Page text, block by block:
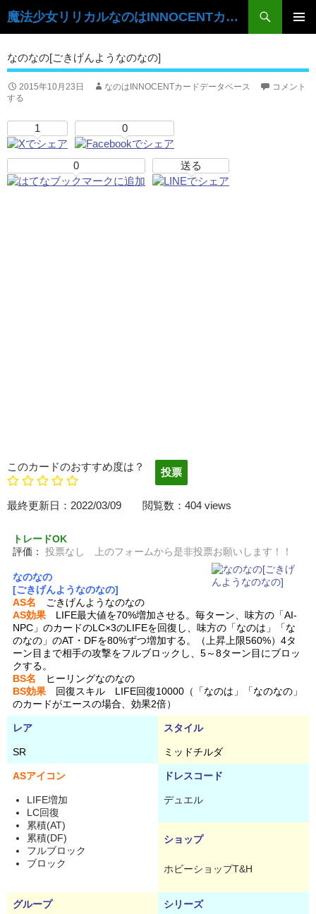
魔法少女リリカルなのはINNOCENTカードデータベース
検
索
イ
ン
テ
ン
ツ
へ
ッ
プ
なのなの[ごきげんようなのなの]
2015年10月23日 なのはINNOCENTカードデータベース
コメント
する
1 0
0 送る
このカードのおすすめ度は？
最終更新日：2022/03/09 閲覧数：404 views
トレードOK
評価：
投票なし 上のフォームから是非投票お願いします！！
なのなの
[ごきげんようなのなの]
AS名 ごきげんようなのなの
AS効果 LIFE最大値を70%増加させる。毎ターン、味方の「AI-
NPC」のカードのLC×3のLIFEを回復し、味方の「なのは」「な
のなの」のAT・DFを80%ずつ増加する。（上昇上限560%）4タ
ーン目まで相手の攻撃をフルブロックし、5～8ターン目にブロッ
クする。
BS名 ヒーリングなのなの
BS効果 回復スキル LIFE回復10000（「なのは」「なのなの」
のカードがエースの場合、効果2倍）
レア スタイル
SR ミッドチルダ
ASアイコン ドレスコード
LIFE増加
LC回復
累積(AT)
累積(DF)
フルブロック
ブロック
デュエル
ショップ
ホビーショップT&H
グループ シリーズ